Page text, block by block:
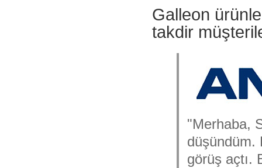
Galleon
takdir
"Merhaba,
düşündüm.
görüş açtı.